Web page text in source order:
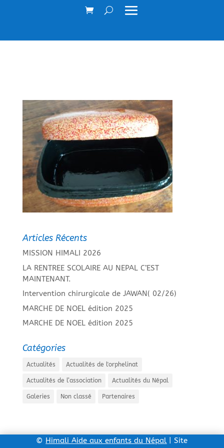
Articles Récents
MISSION HIMALI 2026
LA RENTREE SCOLAIRE AU NEPAL C’EST
MAINTENANT.
Intervention chirurgicale de JAWAN( 02/26)
MARCHE DE NOEL édition 2025
MARCHE DE NOEL édition 2025
Catégories
Actualités Actualités de l'orphelinat
Actualités de l’association Actualités du Népal
Galeries Non classé Partenaires
© Himali Aide aux enfants du Népal | Site